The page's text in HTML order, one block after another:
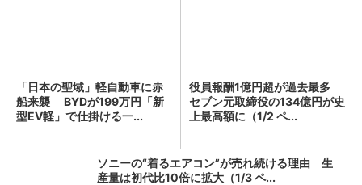
「日本の聖域」軽自動車に赤
船来襲 BYDが199万円「新
型EV軽」で仕掛ける一...
役員報酬1億円超が過去最多
セブン元取締役の134億円が史
上最高額に（1/2 ペ...
ソニーの“着るエアコン”が売れ続ける理由 生
産量は初代比10倍に拡大（1/3 ペ...